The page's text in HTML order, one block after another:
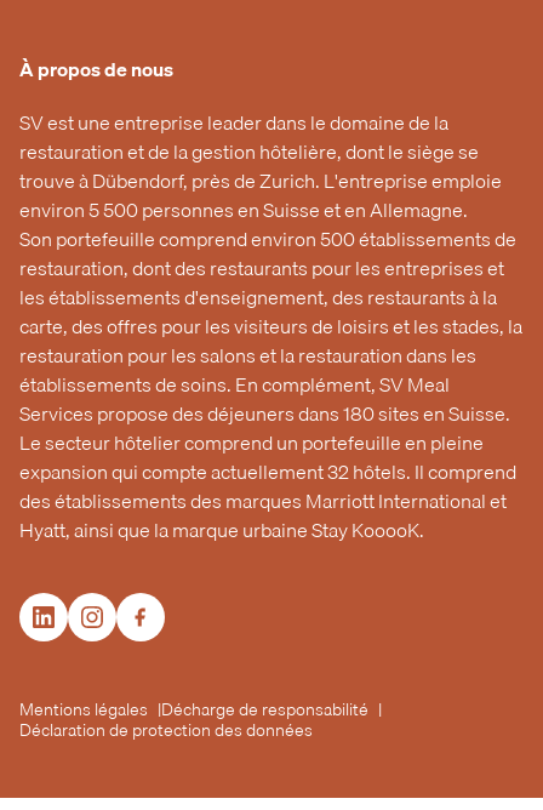
À propos de nous
SV est une entreprise leader dans le domaine de la
restauration et de la gestion hôtelière, dont le siège se
trouve à Dübendorf, près de Zurich. L'entreprise emploie
environ 5 500 personnes en Suisse et en Allemagne.
Son portefeuille comprend environ 500 établissements de
restauration, dont des restaurants pour les entreprises et
les établissements d'enseignement, des restaurants à la
carte, des offres pour les visiteurs de loisirs et les stades, la
restauration pour les salons et la restauration dans les
établissements de soins. En complément, SV Meal
Services propose des déjeuners dans 180 sites en Suisse.
Le secteur hôtelier comprend un portefeuille en pleine
expansion qui compte actuellement 32 hôtels. Il comprend
des établissements des marques Marriott International et
Hyatt, ainsi que la marque urbaine Stay KooooK.
Mentions légales Décharge de responsabilité
Déclaration de protection des données